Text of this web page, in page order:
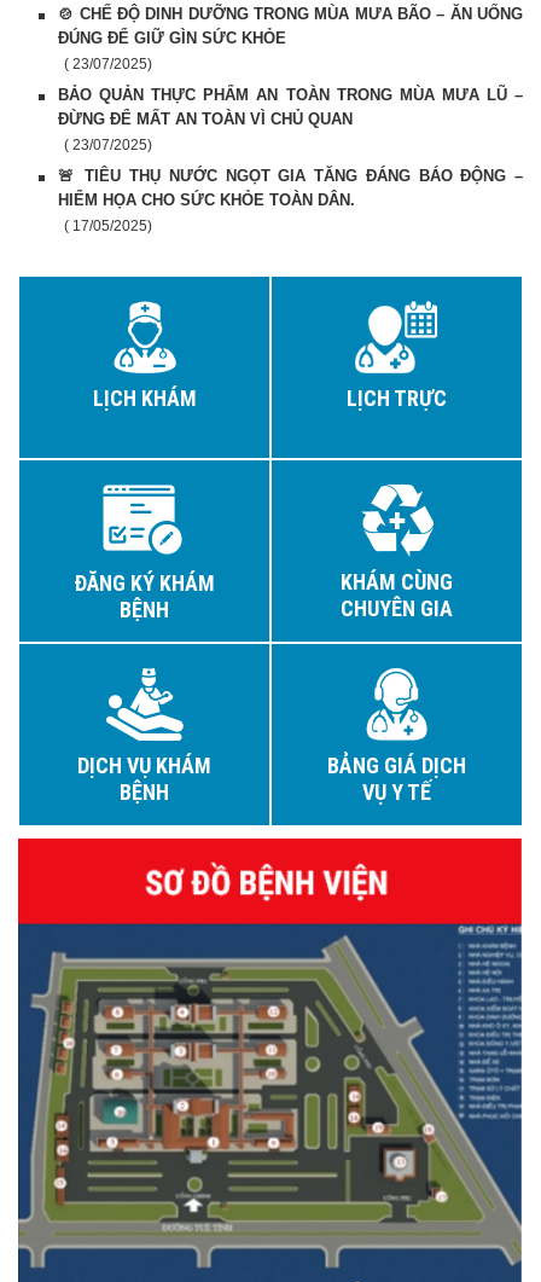
🍲 CHẾ ĐỘ DINH DƯỠNG TRONG MÙA MƯA BÃO – ĂN UỐNG
ĐÚNG ĐỂ GIỮ GÌN SỨC KHỎE
( 23/07/2025)
BẢO QUẢN THỰC PHẨM AN TOÀN TRONG MÙA MƯA LŨ –
ĐỪNG ĐỂ MẤT AN TOÀN VÌ CHỦ QUAN
( 23/07/2025)
🚨 TIÊU THỤ NƯỚC NGỌT GIA TĂNG ĐÁNG BÁO ĐỘNG –
HIỂM HỌA CHO SỨC KHỎE TOÀN DÂN.
( 17/05/2025)
LỊCH KHÁM LỊCH TRỰC
ĐĂNG KÝ KHÁM
BỆNH
KHÁM CÙNG
CHUYÊN GIA
DỊCH VỤ KHÁM
BỆNH
BẢNG GIÁ DỊCH
VỤ Y TẾ